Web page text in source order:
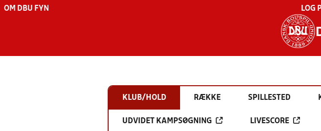
OM DBU FYN LOG
KLUB/HOLD RÆKKE SPILLESTED
UDVIDET KAMPSØGNING LIVESCORE